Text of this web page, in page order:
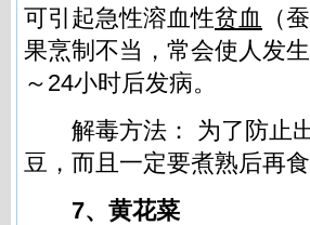
可引起急性溶血性贫血
（
果烹制不当，常会使人发
～24小时后发病。
解毒方法： 为了防止出
豆，而且一定要煮熟后再食
7、黄花菜